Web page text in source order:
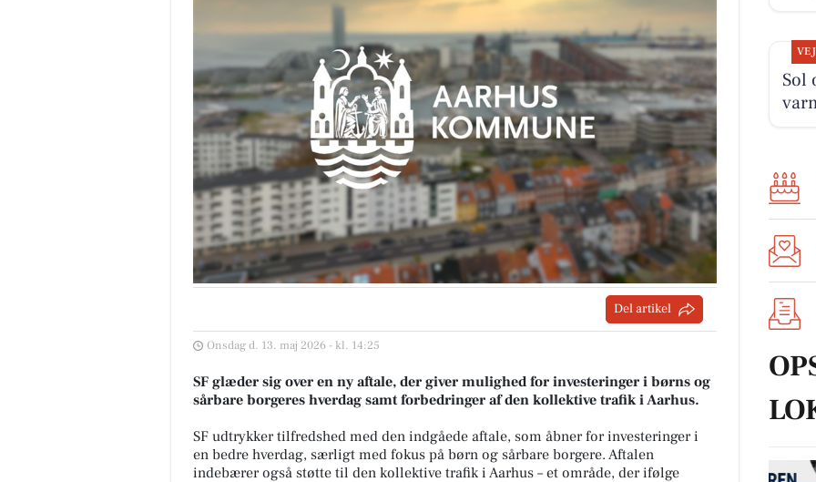
Del artikel
Onsdag d. 13. maj 2026 - kl. 14:25
SF glæder sig over en ny aftale, der giver mulighed for investeringer i børns og
sårbare borgeres hverdag samt forbedringer af den kollektive trafik i Aarhus.
SF udtrykker tilfredshed med den indgåede aftale, som åbner for investeringer i
en bedre hverdag, særligt med fokus på børn og sårbare borgere. Aftalen
indebærer også støtte til den kollektive trafik i Aarhus – et område, der ifølge
Sol